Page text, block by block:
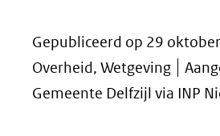
Gepubliceerd op 29
Overheid, Wetgeving
Gemeente Delfzijl via INP